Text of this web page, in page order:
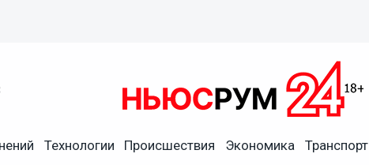
Технологии Происшествия Экономика Транспорт
«Смыслы» состоится 1 сентября